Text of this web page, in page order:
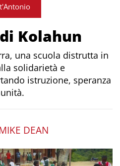
Kolahun
una scuola distrutta in
solidarietà e
istruzione, speranza
DEAN